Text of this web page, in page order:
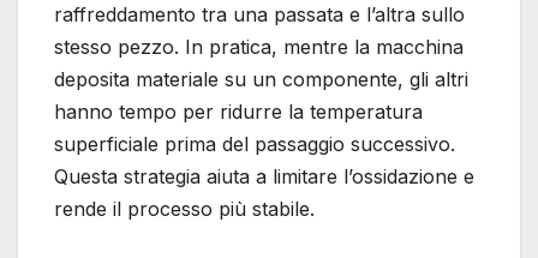
raffreddamento tra una passata e l’altra sullo
stesso pezzo. In pratica, mentre la macchina
deposita materiale su un componente, gli altri
hanno tempo per ridurre la temperatura
superficiale prima del passaggio successivo.
Questa strategia aiuta a limitare l’ossidazione e
rende il processo più stabile.